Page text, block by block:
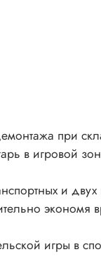
при
в игровой
и
экономя
игры в